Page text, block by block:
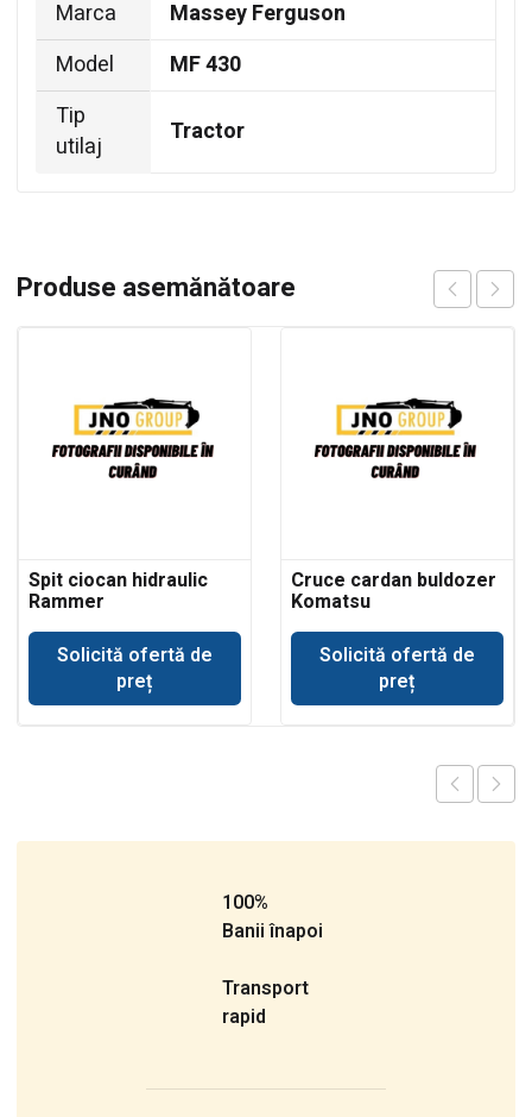
Marca
Massey Ferguson
Model
MF 430
Tip
utilaj
Tractor
Produse asemănătoare
Spit ciocan hidraulic
Rammer
Solicită ofertă de
preț
Cruce cardan buldozer
Komatsu
Solicită ofertă de
preț
100%
Banii înapoi
Transport
rapid